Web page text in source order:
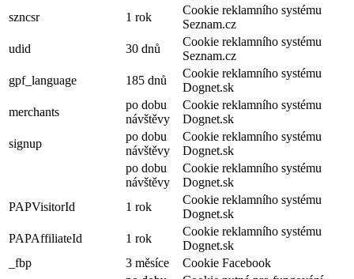
szncsr
1 rok
Cookie reklamního systému
Seznam.cz
udid
30 dnů
Cookie reklamního systému
Seznam.cz
gpf_language
185 dnů
Cookie reklamního systému
Dognet.sk
merchants
po dobu
návštěvy
Cookie reklamního systému
Dognet.sk
signup
po dobu
návštěvy
Cookie reklamního systému
Dognet.sk
po dobu
návštěvy
Cookie reklamního systému
Dognet.sk
PAPVisitorId
1 rok
Cookie reklamního systému
Dognet.sk
PAPAffiliateId
1 rok
Cookie reklamního systému
Dognet.sk
_fbp
3 měsíce
Cookie Facebook